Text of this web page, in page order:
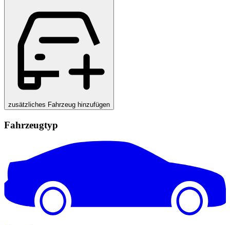
zusätzliches Fahrzeug hinzufügen
Fahrzeugtyp